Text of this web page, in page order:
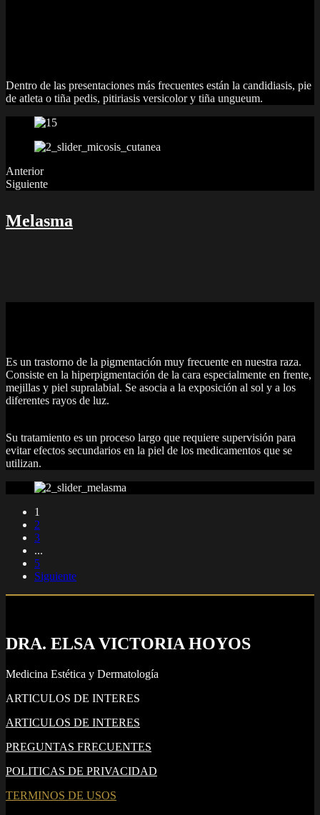
Dentro de las presentaciones más frecuentes están la candidiasis, pie
de atleta o tiña pedis, pitiriasis versicolor y tiña ungueum.
Anterior
Siguiente
Melasma
Es un trastorno de la pigmentación muy frecuente en nuestra raza.
Consiste en la hiperpigmentación de la cara especialmente en frente,
mejillas y piel supralabial. Se asocia a la exposición al sol y a los
diferentes rayos de luz.
Su tratamiento es un proceso largo que requiere supervisión para
evitar efectos secundarios en la piel de los medicamentos que se
utilizan.
1
2
3
...
5
Siguiente
DRA. ELSA VICTORIA HOYOS
Medicina Estética y Dermatología
ARTICULOS DE INTERES
ARTICULOS DE INTERES
PREGUNTAS FRECUENTES
POLITICAS DE PRIVACIDAD
TERMINOS DE USOS